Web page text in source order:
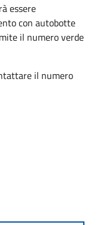
essere
con autobotte
il numero verde
il numero